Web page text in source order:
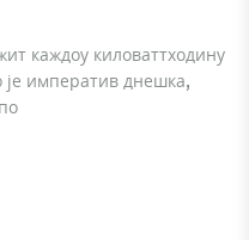
каждоу киловаттходину
је императив днешка,